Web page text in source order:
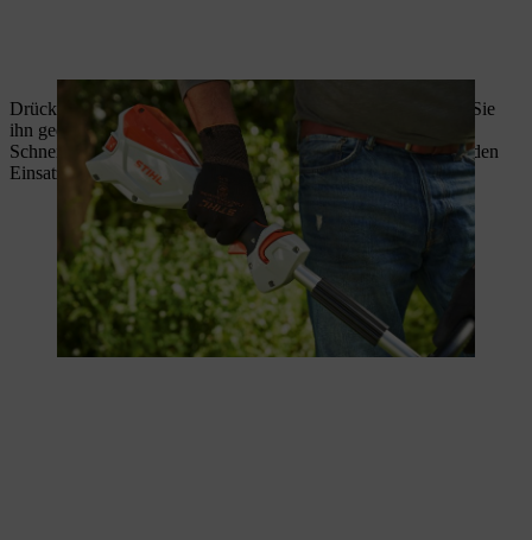
Drücken Sie den Schalthebel mit dem Zeigefinger und halten Sie
ihn gedrückt. Die Akku-Motorsense beschleunigt nun, das
Schneidwerkzeug dreht sich und die Motorsense ist bereit für den
Einsatz.